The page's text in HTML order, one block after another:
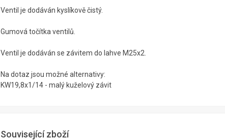
Ventil je dodáván kyslíkově čistý.
Gumová točítka ventilů.
Ventil je dodáván se závitem do lahve M25x2.
Na dotaz jsou možné alternativy:
KW19,8x1/14 - malý kuželový závit
Související zboží